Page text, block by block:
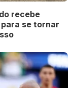
recebe
se tornar